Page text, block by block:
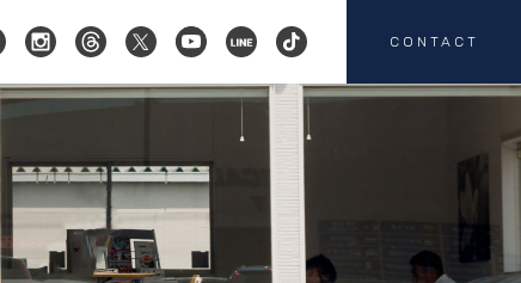
会社概要
カスタマイズ
CONTACT
コクスン横浜
045-719-9357